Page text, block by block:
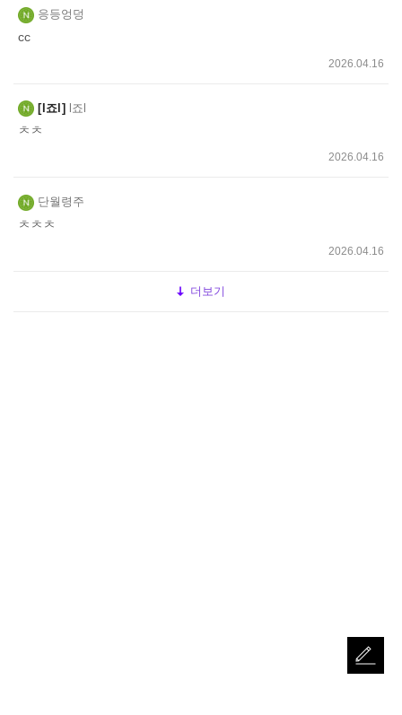
응등엉덩
cc
2026.04.16
l죠l l죠l
ㅊㅊ
2026.04.16
단월령주
ㅊㅊㅊ
2026.04.16
더보기